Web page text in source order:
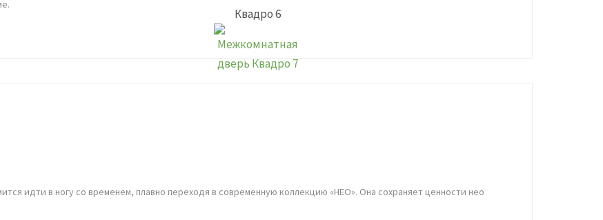
Квадро 6
идти в ногу со временем, плавно переходя в современную коллекцию «НЕО». Она сохраняет ценности нео